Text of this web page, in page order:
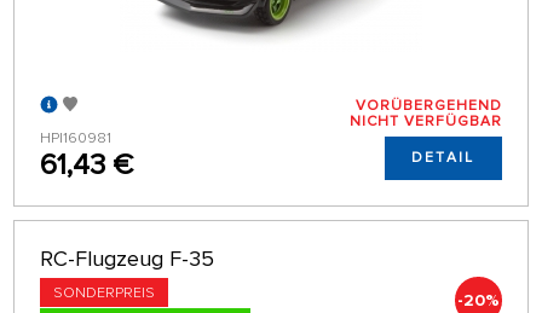
HPI160981
61,43 €
VORÜBERGEHEND
NICHT VERFÜGBAR
DETAIL
RC-Flugzeug F-35
SONDERPREIS
-20%